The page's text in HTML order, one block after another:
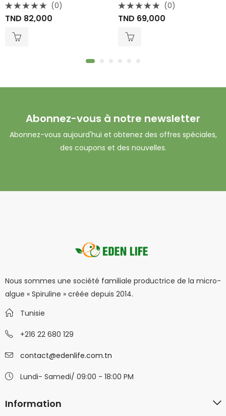
Note
0
(0)
TND 82,000 Note
0
(0)
TND 69,000
Abonnez-vous à notre newsletter
Abonnez-vous aujourd'hui et obtenez des offres spéciales,
des coupons et des nouvelles.
Nous sommes une société familiale productrice de la micro-
algue « Spiruline » créée depuis 2014.
Tunisie
+216 22 680 129
contact@edenlife.com.tn
Lundi- Samedi/ 09:00 - 18:00 PM
Information